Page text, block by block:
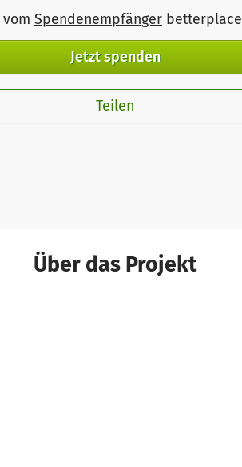
vom Spendenempfänger
Jetzt spenden
Teilen
Über das Projekt